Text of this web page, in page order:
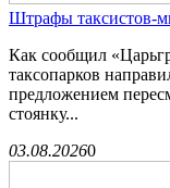
Штрафы таксистов-
Как сообщил
таксопарков
предложением
стоянку...
03.08.20260